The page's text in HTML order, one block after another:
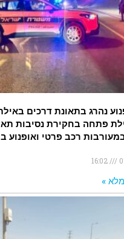
נהרג בתאונת דרכים
פתחה בחקירת נסיבות
רכב פרטי ואופנוע
16:02
»